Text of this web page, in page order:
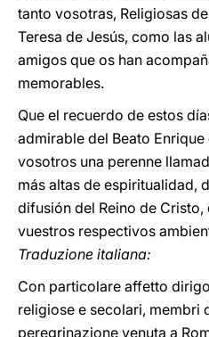
tanto vosotras, Religiosas
Teresa de Jesús, como las
amigos que os han
memorables.
Que el recuerdo de estos
admirable del Beato
vosotros una perenne
más altas de espiritualidad,
difusión del Reino de
vuestros respectivos
Traduzione italiana:
Con particolare affetto
religiose e secolari, membri
peregrinazione venuta a